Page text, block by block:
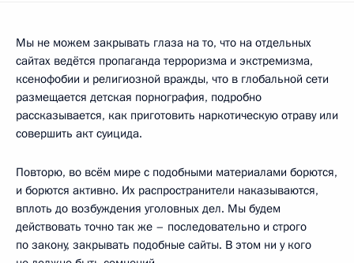
Мы не можем закрывать глаза на то, что на отдельных
сайтах ведётся пропаганда терроризма и экстремизма,
ксенофобии и религиозной вражды, что в глобальной сети
размещается детская порнография, подробно
рассказывается, как приготовить наркотическую отраву или
совершить акт суицида.
Повторю, во всём мире с подобными материалами борются,
и борются активно. Их распространители наказываются,
вплоть до возбуждения уголовных дел. Мы будем
действовать точно так же – последовательно и строго
по закону, закрывать подобные сайты. В этом ни у кого